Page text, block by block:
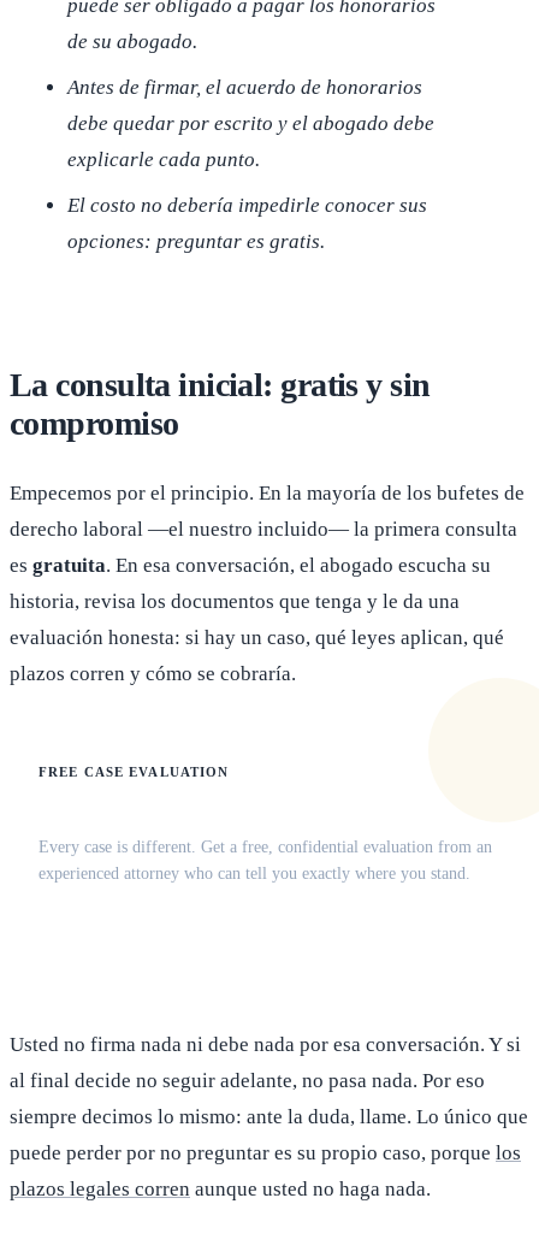
puede ser obligado a pagar los honorarios
de su abogado.
Antes de firmar, el acuerdo de honorarios
debe quedar por escrito y el abogado debe
explicarle cada punto.
El costo no debería impedirle conocer sus
opciones: preguntar es gratis.
La consulta inicial: gratis y sin
compromiso
Empecemos por el principio. En la mayoría de los bufetes de
derecho laboral —el nuestro incluido— la primera consulta
es gratuita. En esa conversación, el abogado escucha su
historia, revisa los documentos que tenga y le da una
evaluación honesta: si hay un caso, qué leyes aplican, qué
plazos corren y cómo se cobraría.
FREE CASE EVALUATION
Every case is different. Get a free, confidential evaluation from an
experienced attorney who can tell you exactly where you stand.
Usted no firma nada ni debe nada por esa conversación. Y si
al final decide no seguir adelante, no pasa nada. Por eso
siempre decimos lo mismo: ante la duda, llame. Lo único que
puede perder por no preguntar es su propio caso, porque los
plazos legales corren aunque usted no haga nada.